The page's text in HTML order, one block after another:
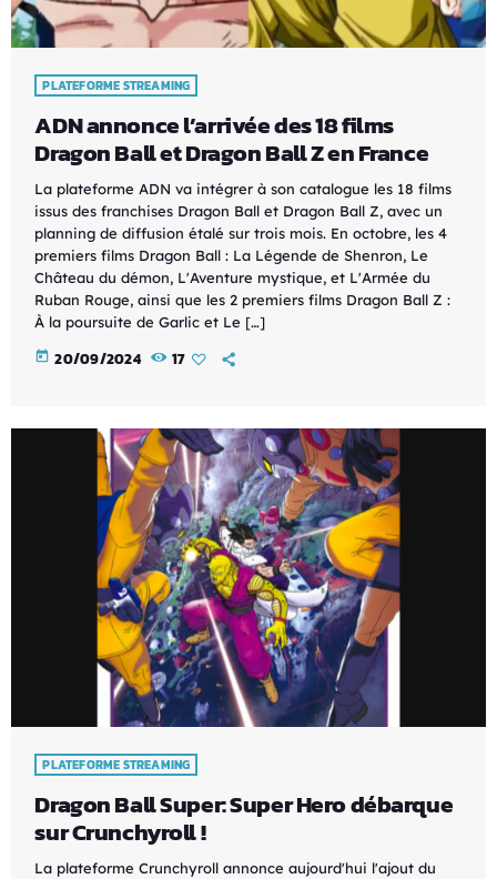
PLATEFORME STREAMING
ADN annonce l’arrivée des 18 films
Dragon Ball et Dragon Ball Z en France
La plateforme ADN va intégrer à son catalogue les 18 films
issus des franchises Dragon Ball et Dragon Ball Z, avec un
planning de diffusion étalé sur trois mois. En octobre, les 4
premiers films Dragon Ball : La Légende de Shenron, Le
Château du démon, L'Aventure mystique, et L'Armée du
Ruban Rouge, ainsi que les 2 premiers films Dragon Ball Z :
À la poursuite de Garlic et Le […]
today 20/09/2024 17
PLATEFORME STREAMING
Dragon Ball Super: Super Hero débarque
sur Crunchyroll !
La plateforme Crunchyroll annonce aujourd'hui l'ajout du